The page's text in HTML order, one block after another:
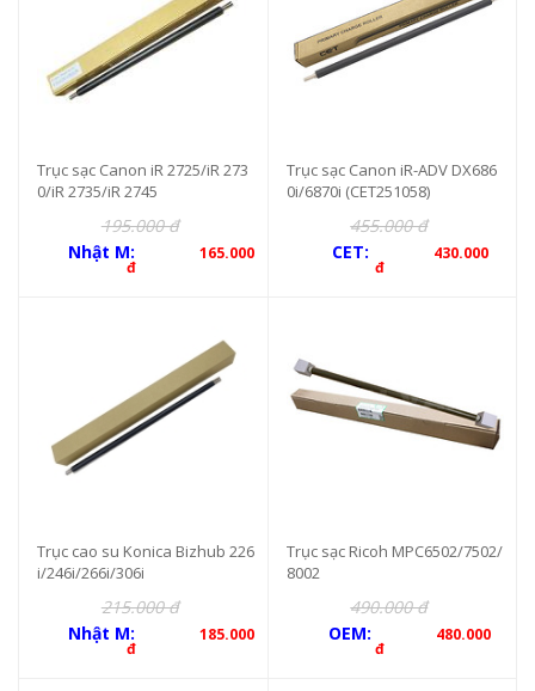
Trục sạc Canon iR 2725/iR 273
0/iR 2735/iR 2745
195.000 đ
Nhật M:
165.000
đ
Trục sạc Canon iR-ADV DX686
0i/6870i (CET251058)
455.000 đ
CET:
430.000
đ
Trục cao su Konica Bizhub 226
i/246i/266i/306i
215.000 đ
Nhật M:
185.000
đ
Trục sạc Ricoh MPC6502/7502/
8002
490.000 đ
OEM:
480.000
đ